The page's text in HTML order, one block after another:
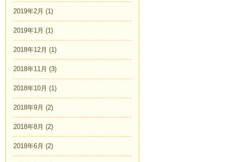
2019年2月 (1)
2019年1月 (1)
2018年12月 (1)
2018年11月 (3)
2018年10月 (1)
2018年9月 (2)
2018年8月 (2)
2018年6月 (2)